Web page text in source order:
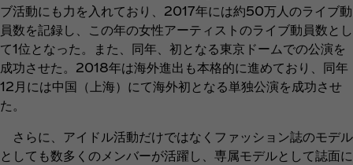
ブ活動にも力を入れており、2017年には約50万人のライブ動
員数を記録し、この年の女性アーティストのライブ動員数とし
て1位となった。また、同年、初となる東京ドームでの公演を
成功させた。2018年は海外進出も本格的に進めており、同年
12月には中国（上海）にて海外初となる単独公演を成功させ
た。
さらに、アイドル活動だけではなくファッション誌のモデル
としても数多くのメンバーが活躍し、専属モデルとして誌面に